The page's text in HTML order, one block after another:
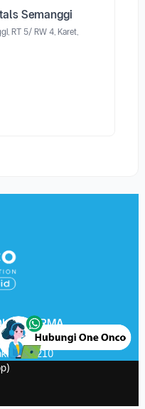
Semanggi
RT 5/ RW 4, Karet,
FARMA
Kayu Putih, Kec. Pulo
13210